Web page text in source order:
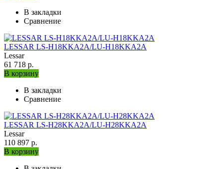
В закладки
Сравнение
LESSAR LS-H18KKA2A/LU-H18KKA2A
Lessar
61 718 р.
В корзину
В закладки
Сравнение
LESSAR LS-H28KKA2A/LU-H28KKA2A
Lessar
110 897 р.
В корзину